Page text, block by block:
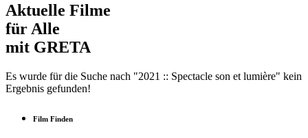
Aktuelle Filme
für Alle
mit GRETA
Es wurde für die Suche nach "2021 :: Spectacle son et lumière" kein
Ergebnis gefunden!
Film Finden